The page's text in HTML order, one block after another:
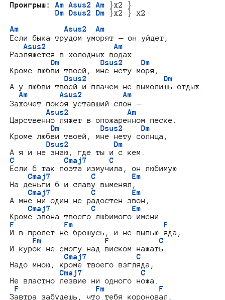
Проигрыш:
Am Asus2 Am }x2 }
Dm Dsus2 Dm }x2 } x2
Am          Asus2  Am
Если быка трудом уморят — он уйдет,
Asus2               Am
Разляжется в холодных водах.
Dm         Dsus2    Dm
Кроме любви твоей, мне нету моря,
Dsus2                 Dm
А у любви твоей и плачем не вымолишь отдых.
Am       Asus2         Am
Захочет покоя уставший слон —
Asus2             Am
Царственно ляжет в опожаренном песке.
Dm         Dsus2    Dm
Кроме любви твоей, мне нету солнца,
Dsus2          Dm
C           Cmaj7     C
Если б так поэта измучила, он любимую
Cmaj7         C        Em
На деньги б и славу выменял,
Cmaj7         C        Em
А мне ни один не радостен звон,
Cmaj7         C        Em
F           Fm                    F
И в пролет не брошусь, и не выпью яда,
Fm              F           C
И курок не смогу над виском нажать.
Cmaj7           C
Надо мною, кроме твоего взгляда,
Cmaj7             C
Не властно лезвие ни одного ножа.
F                 Fm            F
Завтра забудешь, что тебя короновал,